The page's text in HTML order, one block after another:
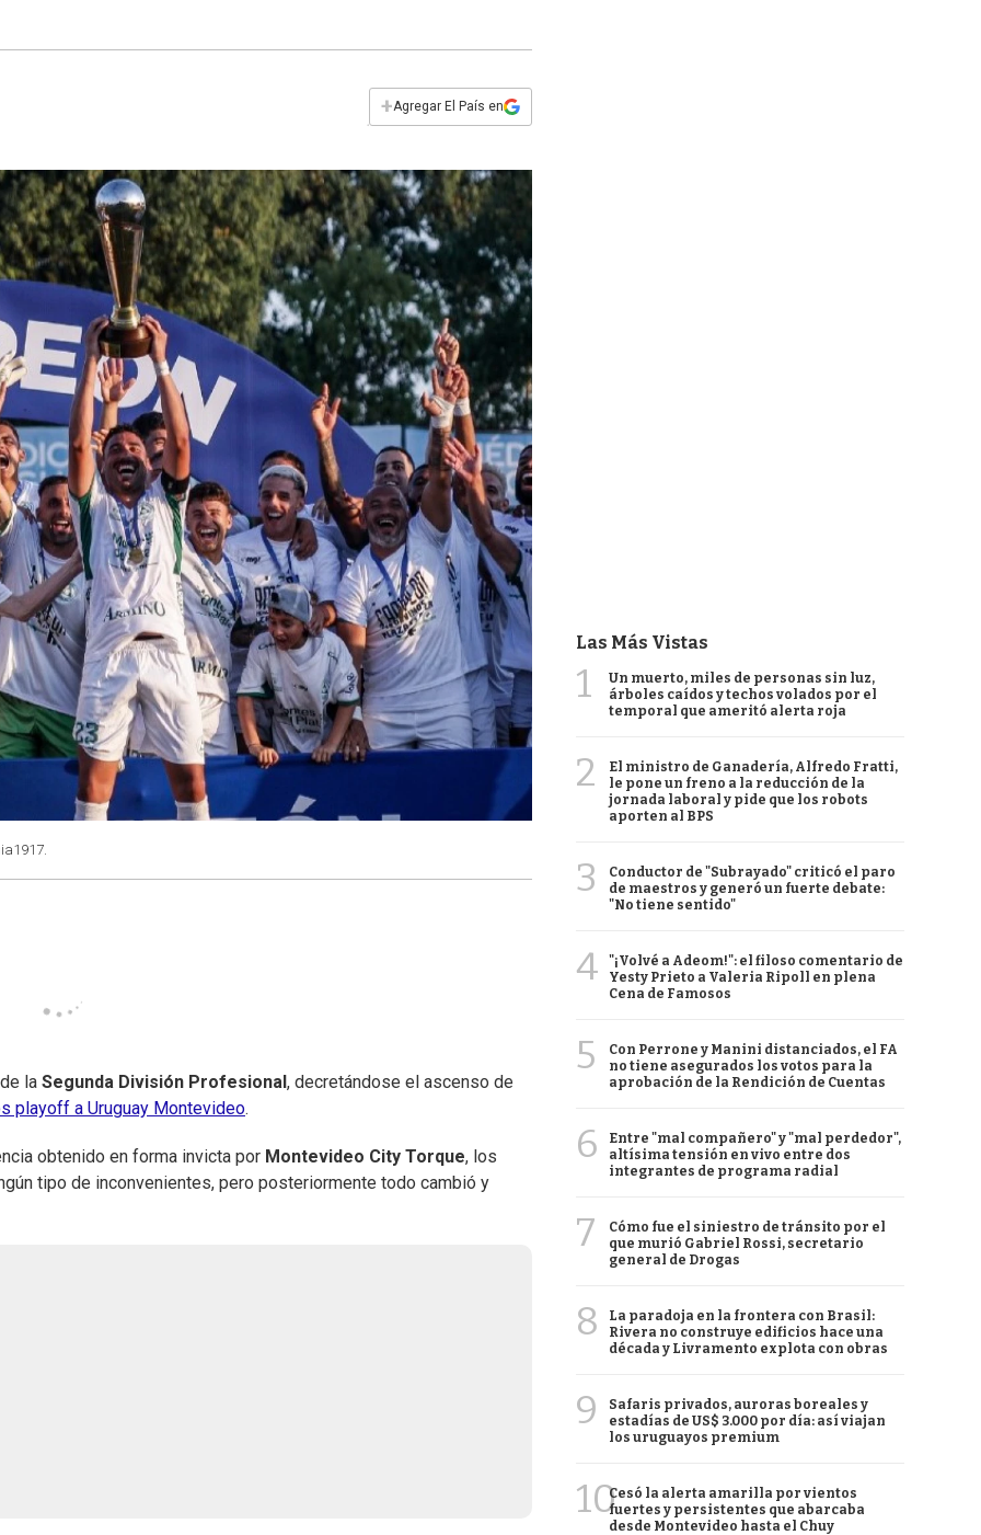
+Agregar El País en
la Segunda División Profesional , decretándose el ascenso de
playoff a Uruguay Montevideo.
obtenido en forma invicta por Montevideo City Torque, los
tipo de inconvenientes, pero posteriormente todo cambió y
Las Más Vistas
1
Un muerto, miles de personas sin luz,
árboles caídos y techos volados por el
temporal que ameritó alerta roja
2
El ministro de Ganadería, Alfredo Fratti,
le pone un freno a la reducción de la
jornada laboral y pide que los robots
aporten al BPS
3
Conductor de "Subrayado" criticó el paro
de maestros y generó un fuerte debate:
"No tiene sentido"
4
"¡Volvé a Adeom!": el filoso comentario de
Yesty Prieto a Valeria Ripoll en plena
Cena de Famosos
5
Con Perrone y Manini distanciados, el FA
no tiene asegurados los votos para la
aprobación de la Rendición de Cuentas
6
Entre "mal compañero" y "mal perdedor",
altísima tensión en vivo entre dos
integrantes de programa radial
7
Cómo fue el siniestro de tránsito por el
que murió Gabriel Rossi, secretario
general de Drogas
8
La paradoja en la frontera con Brasil:
Rivera no construye edificios hace una
década y Livramento explota con obras
9
Safaris privados, auroras boreales y
estadías de US$ 3.000 por día: así viajan
los uruguayos premium
10Cesó la alerta amarilla por vientos
fuertes y persistentes que abarcaba
desde Montevideo hasta el Chuy